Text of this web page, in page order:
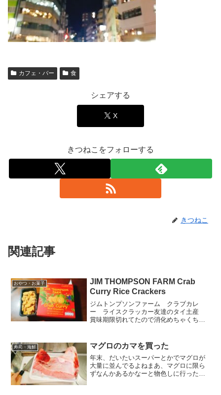
カフェ・バー 食
シェアする
X
きつねこをフォローする
きつねこ
関連記事
おやつ・お菓子
JIM THOMPSON FARM Crab
Curry Rice Crackers
ジムトンプソンファーム クラブカレ
ー ライスクラッカー友達のタイ土産
賞味期限切れてたので消化めちゃくちゃ
クの中で一番美味いと言ってたジムトン
プソンはタイシルクで大成功...
寿司・海鮮 マグロのカマを買った
年末、だいたいスーパーとかでマグロが
大量に並んでるよねまあ、マグロに限ら
ずなんかあるかなーと物色しに行った